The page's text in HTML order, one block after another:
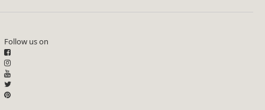
Follow us on